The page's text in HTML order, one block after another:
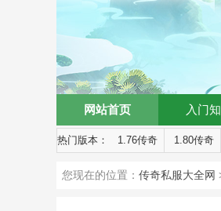
网站首页 入门
热门版本： 1.76传奇 1.80传奇
您现在的位置： 传奇私服大全网